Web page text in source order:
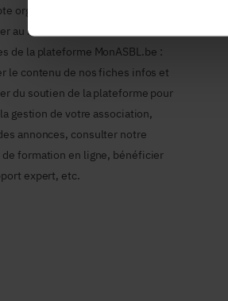
organisme est nécessaire pour
au nom de votre ASBL des
de la plateforme MonASBL.be :
le contenu de nos fiches infos et
du soutien de la plateforme pour
gestion de votre association,
annonces, consulter notre
de formation en ligne, bénéficier
expert, etc.